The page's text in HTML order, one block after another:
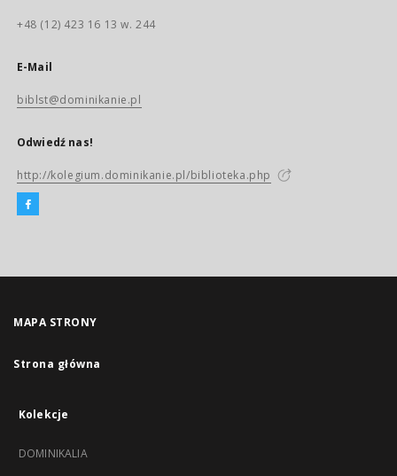
+48 (12) 423 16 13 w. 244
E-Mail
biblst@dominikanie.pl
Odwiedź nas!
http://kolegium.dominikanie.pl/biblioteka.php
MAPA STRONY
Strona główna
Kolekcje
DOMINIKALIA